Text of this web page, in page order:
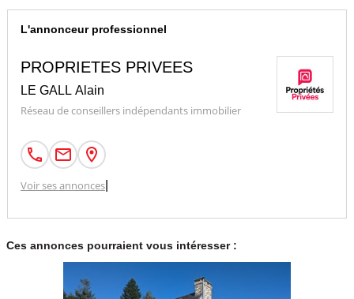
- Tout-à-l'égout
- Chauffage au gaz de ville avec chaudière à condensation
- Cheminée avec insert
- Maison bien isolée thermiquement
- Huisseries récentes
- Toiture en bon état, en ardoises naturelles avec crochets inox
- Beaux volumes dans toute la maison
L'annonceur professionnel
PROPRIETES PRIVEES
LE GALL Alain
Réseau de conseillers indépendants immobilier
Voir ses annonces|
Ces annonces pourraient vous intéresser :